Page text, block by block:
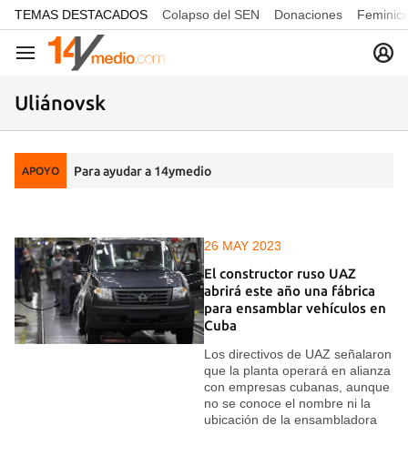
common.go-to-content
TEMAS DESTACADOS Colapso del SEN Donaciones
Navegación
Uliánovsk
APOYO Para ayudar a 14ymedio
26 MAY 2023
El constructor ruso UAZ
abrirá este año una fábrica
para ensamblar vehículos en
Cuba
Los directivos de UAZ señalaron
que la planta operará en alianza
con empresas cubanas, aunque
no se conoce el nombre ni la
ubicación de la ensambladora